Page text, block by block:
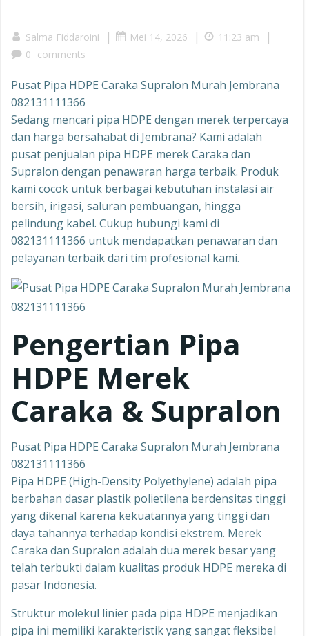
Salma Fiddaroini | Mei 14, 2026 | 11:23 am |
0 comments
Pusat Pipa HDPE Caraka Supralon Murah Jembrana
082131111366
Sedang mencari pipa HDPE dengan merek terpercaya
dan harga bersahabat di Jembrana? Kami adalah
pusat penjualan pipa HDPE merek Caraka dan
Supralon dengan penawaran harga terbaik. Produk
kami cocok untuk berbagai kebutuhan instalasi air
bersih, irigasi, saluran pembuangan, hingga
pelindung kabel. Cukup hubungi kami di
082131111366 untuk mendapatkan penawaran dan
pelayanan terbaik dari tim profesional kami.
Pengertian Pipa
HDPE Merek
Caraka & Supralon
Pusat Pipa HDPE Caraka Supralon Murah Jembrana
082131111366
Pipa HDPE (High-Density Polyethylene) adalah pipa
berbahan dasar plastik polietilena berdensitas tinggi
yang dikenal karena kekuatannya yang tinggi dan
daya tahannya terhadap kondisi ekstrem. Merek
Caraka dan Supralon adalah dua merek besar yang
telah terbukti dalam kualitas produk HDPE mereka di
pasar Indonesia.
Struktur molekul linier pada pipa HDPE menjadikan
pipa ini memiliki karakteristik yang sangat fleksibel